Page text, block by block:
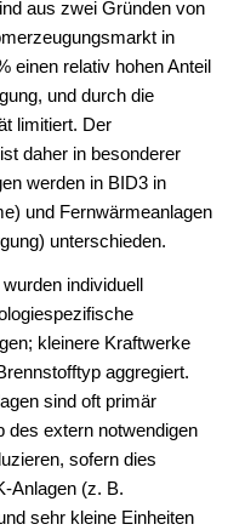
zur
Energien
(zu Kapitel
und
europäischer
Kapitel 3.2.1)
(zu Kapitel 3.1)
(zu
auf
der
aus zwei Gründen von
in
einen relativ hohen Anteil
und durch die
limitiert. Der
daher in besonderer
werden in BID3 in
und Fernwärmeanlagen
unterschieden.
individuell
kleinere Kraftwerke
aggregiert.
sind oft primär
des extern notwendigen
sofern dies
Anlagen (z. B.
sehr kleine Einheiten